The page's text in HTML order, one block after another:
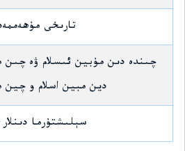
تارىخى
چىندە دىن مۇبين ئىسلام ۋە چىن
دين مبين اسلام و چين
سېلىشتۇرما